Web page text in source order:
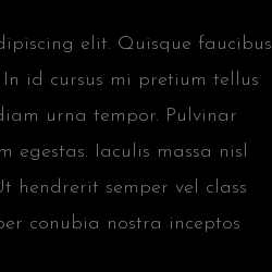
elit. Quisque faucibus
id cursus mi pretium tellus
urna tempor. Pulvinar
egestas. Iaculis massa nisl
hendrerit semper vel class
conubia nostra inceptos